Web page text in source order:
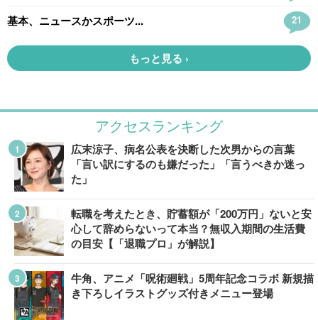
アクセスランキング
広末涼子、病名公表を決断した次男からの言葉
「言い訳にするのも嫌だった」「言うべきか迷っ
た」
転職を考えたとき、貯蓄額が「200万円」ないと安
心して辞めらないって本当？無収入期間の生活費
の目安【「退職プロ」が解説】
牛角、アニメ「呪術廻戦」5周年記念コラボ 新規描
き下ろしイラストグッズ付きメニュー登場